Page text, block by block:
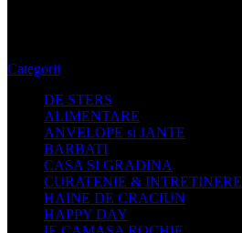
Categorii
DE STERS
ALIMENTARE
ANVELOPE si JANTE
BARBATI
CASA SI GRADINA
CURATENIE & INTRETINERE
HAINE DE CRACIUN
HAPPY DAY